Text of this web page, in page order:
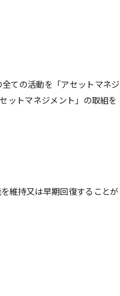
ての活動を「アセットマネジ
ットマネジメント」の取組を
維持又は早期回復することが